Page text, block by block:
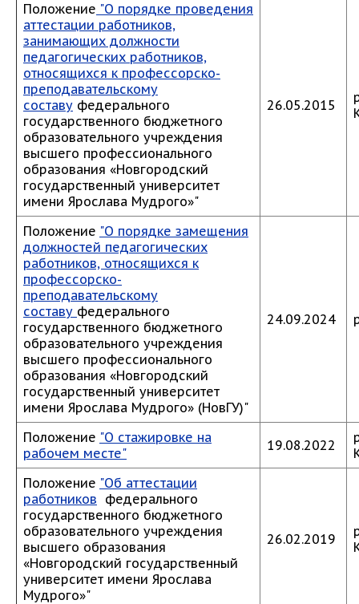
Положение "О порядке проведения
аттестации работников,
занимающих должности
педагогических работников,
относящихся к профессорско-
преподавательскому
составу федерального
государственного бюджетного
образовательного учреждения
высшего профессионального
образования «Новгородский
государственный университет
имени Ярослава Мудрого»"
26.05.2015
Положение "О порядке замещения
должностей педагогических
работников, относящихся к
профессорско-
преподавательскому
составу федерального
государственного бюджетного
образовательного учреждения
высшего профессионального
образования «Новгородский
государственный университет
имени Ярослава Мудрого» (НовГУ)"
24.09.2024
Положение "О стажировке на
рабочем месте"
19.08.2022
Положение "Об аттестации
работников федерального
государственного бюджетного
образовательного учреждения
высшего образования
«Новгородский государственный
университет имени Ярослава
Мудрого»"
26.02.2019